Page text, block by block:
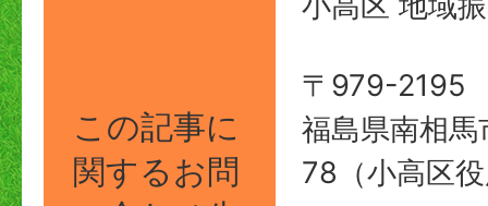
この記事に
関するお問
〒979-2195
福島県南相
78（小高区